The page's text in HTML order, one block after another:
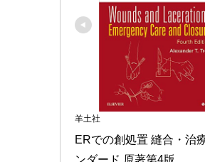
羊土社
ERでの創処置 縫合・治
ンダード 原著第4版